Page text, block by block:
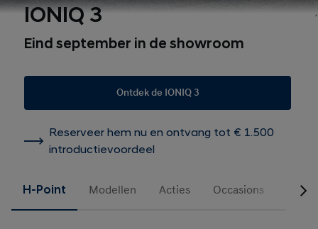
IONIQ 3
Eind september in de showroom
Ontdek de IONIQ 3
Reserveer hem nu en ontvang tot € 1.500
introductievoordeel
H-Point Modellen Acties Occasions